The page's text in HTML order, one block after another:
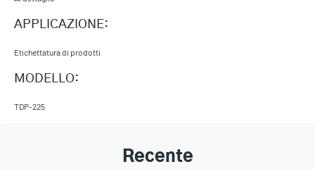
APPLICAZIONE:
Etichettatura di prodotti
MODELLO:
TDP-225
Recente